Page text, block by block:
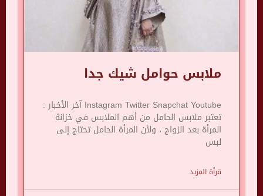
ملابس حوامل شيك جدا
Instagram Twitter Snapchat Youtube آخر الأخبار :
تعتبر ملابس الحامل من أهم الملابس في خزانة
المرأة بعد الزواج ، ولأن المرأة الحامل تحتاج إلى
لبس
قرأة المزيد